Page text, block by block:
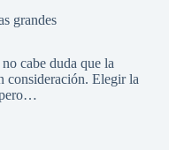
grandes
cabe duda que la
consideración. Elegir la
pero…